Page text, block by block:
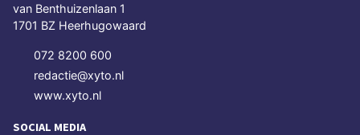
van Benthuizenlaan 1
1701 BZ Heerhugowaard
072 8200 600
redactie@xyto.nl
www.xyto.nl
SOCIAL MEDIA